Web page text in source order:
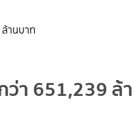
านบาท
ว่า 651,239 ล้